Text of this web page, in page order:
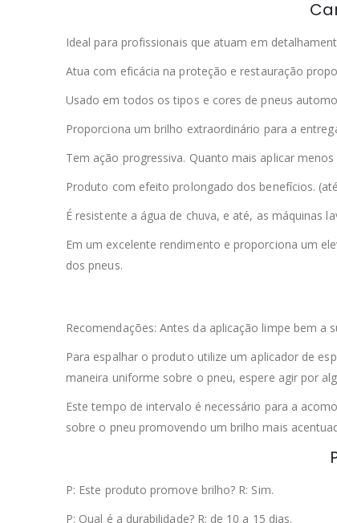
Ideal para profissionais que atuam em
Atua com eficácia na proteção e restauração
Usado em todos os tipos e cores de pneus
Proporciona um brilho extraordinário para a
Tem ação progressiva. Quanto mais aplicar
Produto com efeito prolongado dos benefícios.
É resistente a água de chuva, e até, as máquinas
Em um excelente rendimento e proporciona um
dos pneus.
Recomendações: Antes da aplicação limpe bem
Para espalhar o produto utilize um aplicador de
maneira uniforme sobre o pneu, espere agir por
Este tempo de intervalo é necessário para a
sobre o pneu promovendo um brilho mais
P: Este produto promove brilho? R: Sim.
P: Qual é a durabilidade? R: de 10 a 15 dias.